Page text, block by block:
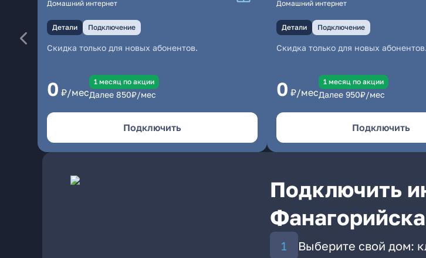
Домашний интернет
Детали Подключение
Скидка только для новых абонентов.
0 ₽/мес
1 месяц по акции
Далее 850₽/мес
Подключить
Домашний интернет
Детали Подключение
Скидка только для новых абонентов.
0 ₽/мес
1 месяц по акции
Далее 950₽/мес
Подключить
Подключить
Выберите свой дом: